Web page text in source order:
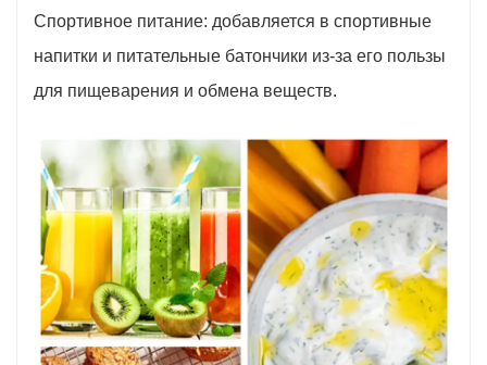
Спортивное питание: добавляется в спортивные
напитки и питательные батончики из-за его пользы
для пищеварения и обмена веществ.